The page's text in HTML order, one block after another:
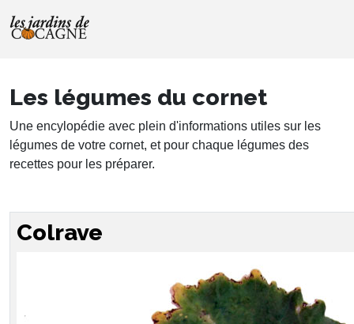
Les légumes du cornet
Une encylopédie avec plein d'informations utiles sur les
légumes de votre cornet, et pour chaque légumes des
recettes pour les préparer.
Colrave